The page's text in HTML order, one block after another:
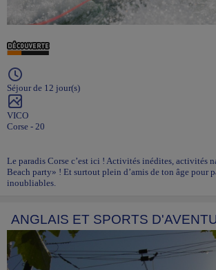
Séjour de 12 jour(s)
VICO
Corse - 20
Le paradis Corse c’est ici ! Activités inédites, activités
Beach party» ! Et surtout plein d’amis de ton âge pour
inoubliables.
ANGLAIS ET SPORTS